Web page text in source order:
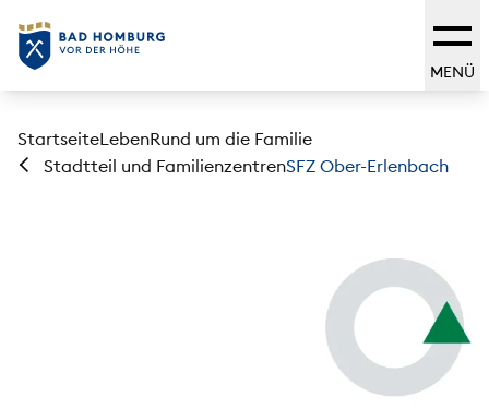
MENÜ
StartseiteLebenRund um die Familie
Stadtteil und FamilienzentrenSFZ Ober-Erlenbach